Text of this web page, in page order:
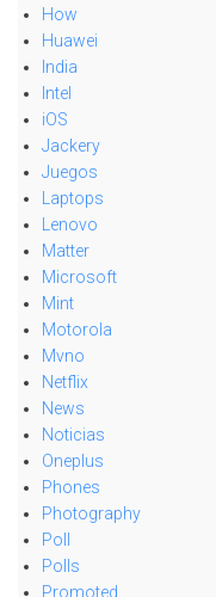
How
Huawei
India
Intel
iOS
Jackery
Juegos
Laptops
Lenovo
Matter
Microsoft
Mint
Motorola
Mvno
Netflix
News
Noticias
Oneplus
Phones
Photography
Poll
Polls
Promoted